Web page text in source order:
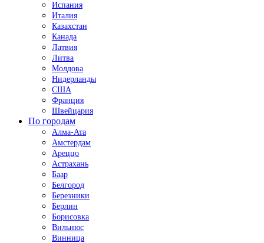
Испания
Италия
Казахстан
Канада
Латвия
Литва
Молдова
Нидерланды
США
Франция
Швейцария
По городам
Алма-Ата
Амстердам
Ареццо
Астрахань
Баар
Белгород
Березники
Берлин
Борисовка
Вильнюс
Винница